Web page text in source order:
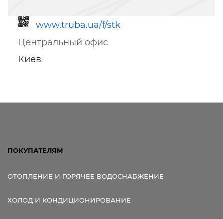
www.truba.ua/f/stk
Центральный офис
Киев
ПОКУПАТЕЛЯМ
ОТОПЛЕНИЕ И ГОРЯЧЕЕ ВОДОСНАБЖЕНИЕ
ХОЛОД И КОНДИЦИОНИРОВАНИЕ